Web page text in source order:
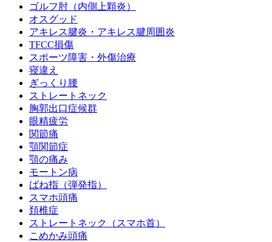
ゴルフ肘（内側上顆炎）
オスグッド
アキレス腱炎・アキレス腱周囲炎
TFCC損傷
スポーツ障害・外傷治療
寝違え
ぎっくり腰
ストレートネック
胸郭出口症候群
眼精疲労
関節痛
顎関節症
顎の痛み
モートン病
ばね指（弾発指）
スマホ頭痛
頚椎症
ストレートネック（スマホ首）
こめかみ頭痛